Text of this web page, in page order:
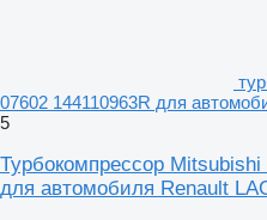
07602 144110963R для
5
Турбокомпрессор
для автомобиля Renault